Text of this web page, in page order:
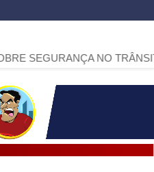
NO TRÂNSITO CHEGA A